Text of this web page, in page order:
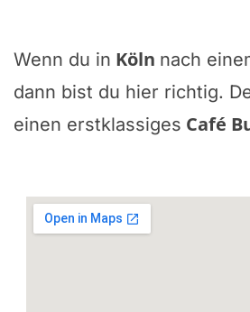
Wenn du in Köln nach
dann bist du hier richtig.
einen erstklassiges Café